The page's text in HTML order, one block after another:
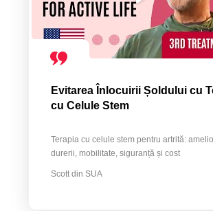
Evitarea Înlocuirii Șoldului cu
cu Celule Stem
Terapia cu celule stem pentru artrită:
durerii, mobilitate, siguranță și cost
Scott din SUA